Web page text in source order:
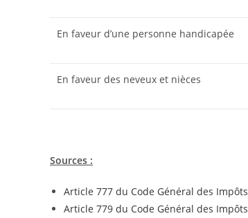
En faveur d’une personne handicapée
En faveur des neveux et nièces
Sources :
Article 777 du Code Général des Impôts
Article 779 du Code Général des Impôts